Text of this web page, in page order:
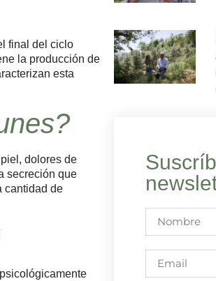
final del ciclo
la producción de
esta
dolores de
secreción que
cantidad de